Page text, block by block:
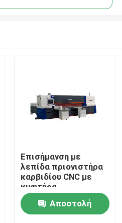
Επισήμανση με
λεπίδα πριονιστήρα
καρβιδίου CNC με
κινητήρα
μετατροπέα
εξοικονόμησης
ενέργειας
Αποστολή